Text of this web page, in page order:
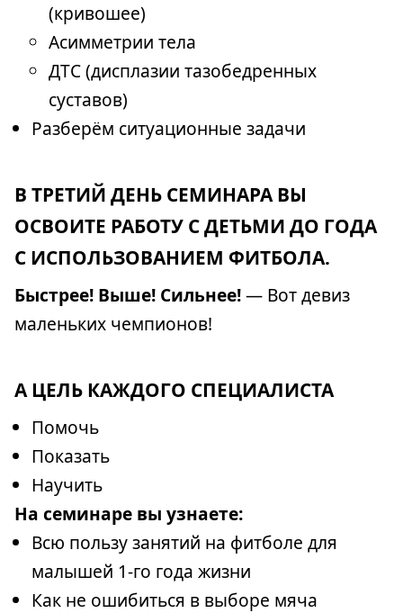
(кривошее)
Асимметрии тела
ДТС (дисплазии тазобедренных
суставов)
Разберём ситуационные задачи
В ТРЕТИЙ ДЕНЬ СЕМИНАРА ВЫ
ОСВОИТЕ РАБОТУ С ДЕТЬМИ ДО ГОДА
С ИСПОЛЬЗОВАНИЕМ ФИТБОЛА.
Быстрее! Выше! Сильнее!— Вот девиз
маленьких чемпионов!
А ЦЕЛЬ КАЖДОГО СПЕЦИАЛИСТА
Помочь
Показать
Научить
На семинаре вы узнаете:
Всю пользу занятий на фитболе для
малышей 1-го года жизни
Как не ошибиться в выборе мяча